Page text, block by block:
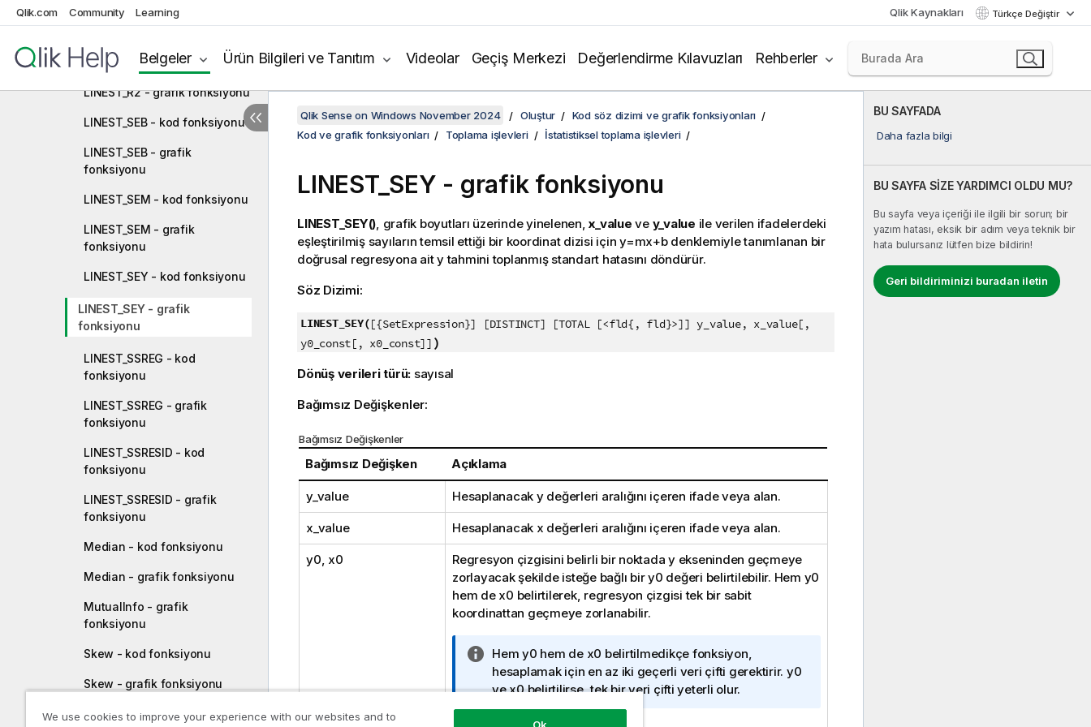
Qlik.com Community Learning Qlik Kaynakları Türkçe Değiştir
Belgeler Ürün Bilgileri ve Tanıtım Videolar Geçiş Merkezi Değerlendirme Kılavuzları Rehberler
LINEST_R2 - kod fonksiyonu
LINEST_R2 - grafik fonksiyonu
LINEST_SEB - kod fonksiyonu
LINEST_SEB - grafik
fonksiyonu
LINEST_SEM - kod fonksiyonu
LINEST_SEM - grafik
fonksiyonu
LINEST_SEY - kod fonksiyonu
LINEST_SEY - grafik
fonksiyonu
LINEST_SSREG - kod
fonksiyonu
LINEST_SSREG - grafik
fonksiyonu
LINEST_SSRESID - kod
fonksiyonu
LINEST_SSRESID - grafik
fonksiyonu
Median - kod fonksiyonu
Median - grafik fonksiyonu
MutualInfo - grafik
fonksiyonu
Skew - kod fonksiyonu
Skew - grafik fonksiyonu
Stdev - kod fonksiyonu
BU SAYFADA
Daha fazla bilgi
BU SAYFA SİZE YARDIMCI OLDU MU?
Bu sayfa veya içeriği ile ilgili bir sorun; bir
yazım hatası, eksik bir adım veya teknik bir
hata bulursanız lütfen bize bildirin!
Geri bildiriminizi buradan iletin
Qlik Sense on Windows November 2024 Oluştur
Kod söz dizimi ve grafik fonksiyonları
Kod ve grafik fonksiyonları
Toplama işlevleri İstatistiksel toplama işlevleri
LINEST_SEY - grafik fonksiyonu
LINEST_SEY(), grafik boyutları üzerinde yinelenen,x_value ve y_value ile verilen ifadelerdeki
eşleştirilmiş sayıların temsil ettiği bir koordinat dizisi için y=mx+bdenklemiyle tanımlanan bir
doğrusal regresyona aitytahmini toplanmış standart hatasını döndürür.
Söz Dizimi:
LINEST_SEY([{SetExpression}] [DISTINCT] [TOTAL [<fld{, fld}>]] y_value, x_value[,
y0_const[, x0_const]] )
Dönüş verileri türü: sayısal
Bağımsız Değişkenler:
Bağımsız Değişkenler
Bağımsız Değişken Açıklama
y_value Hesaplanacak ydeğerleri aralığını içeren ifade veya alan.
x_value Hesaplanacak x değerleri aralığını içeren ifade veya alan.
y0, x0
Regresyon çizgisini belirli bir noktada y ekseninden geçmeye
zorlayacak şekilde isteğe bağlı biry0 değeri belirtilebilir. Hem y0
hem de x0 belirtilerek, regresyon çizgisi tek bir sabit
koordinattan geçmeye zorlanabilir.
B
i
l
g
Hem y0 hem de x0 belirtilmedikçe fonksiyon,
hesaplamak için en az iki geçerli veri çifti gerektirir. y0
vex0belirtilirse, tek bir veri çifti yeterli olur.
We use cookies to improve your experience with our websites and to